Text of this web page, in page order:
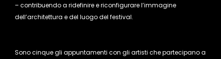
– contribuendo a ridefinire e riconfigurare l’immagine
dell’architettura e del luogo del festival.
Sono cinque gli appuntamenti con gli artisti che partecipano a